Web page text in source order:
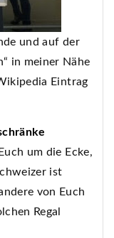
und auf der
in meiner Nähe
Eintrag
um die Ecke,
ist
von Euch
Regal